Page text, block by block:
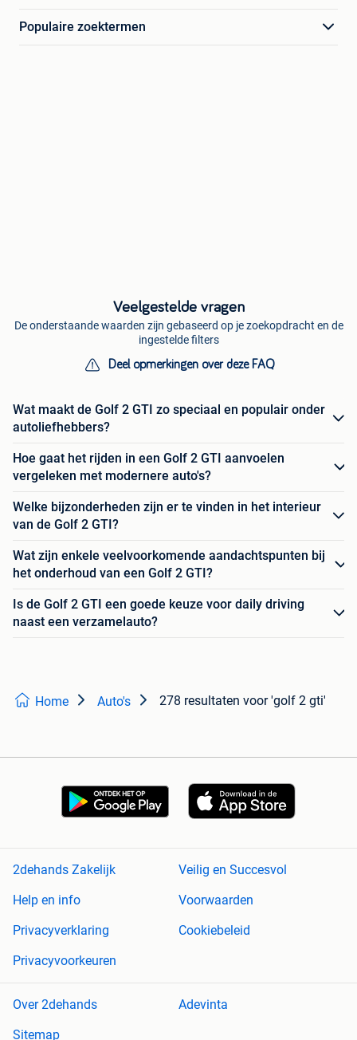
Populaire zoektermen
Veelgestelde vragen
De onderstaande waarden zijn gebaseerd op je zoekopdracht en de
ingestelde filters
Deel opmerkingen over deze FAQ
Wat maakt de Golf 2 GTI zo speciaal en populair onder
autoliefhebbers?
Hoe gaat het rijden in een Golf 2 GTI aanvoelen
vergeleken met modernere auto's?
Welke bijzonderheden zijn er te vinden in het interieur
van de Golf 2 GTI?
Wat zijn enkele veelvoorkomende aandachtspunten bij
het onderhoud van een Golf 2 GTI?
Is de Golf 2 GTI een goede keuze voor daily driving
naast een verzamelauto?
Home Auto's 278 resultaten voor 'golf 2 gti'
2dehands Zakelijk
Veilig en Succesvol
Help en info
Voorwaarden
Privacyverklaring
Cookiebeleid
Privacyvoorkeuren
Over 2dehands
Adevinta
Sitemap